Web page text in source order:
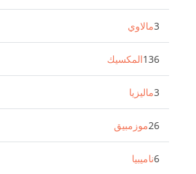
مالاوي3
المكسيك136
ماليزيا3
موزمبيق26
ناميبيا6